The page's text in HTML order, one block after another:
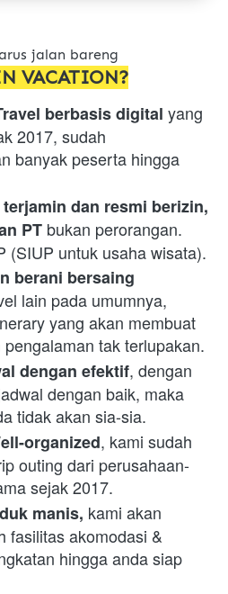
jalan bareng
VACATION?
berbasis digital yang
2017, sudah
banyak peserta hingga
dan resmi berizin,
PT bukan perorangan.
(SIUP untuk usaha wisata).
lain pada umumnya,
yang akan membuat
tak terlupakan.
dengan efektif, dengan
dengan baik, maka
tidak akan sia-sia.
organized, kami sudah
outing dari perusahaan-
sejak 2017.
manis, kami akan
fasilitas akomodasi &
hingga anda siap